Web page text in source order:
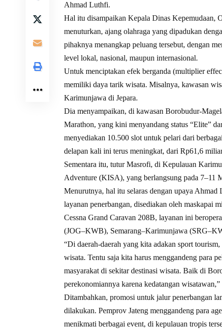
Ahmad Luthfi.
Hal itu disampaikan Kepala Dinas Kepemudaan,
menuturkan, ajang olahraga yang dipadukan
pihaknya menangkap peluang tersebut, dengan
level lokal, nasional, maupun internasional.
Untuk menciptakan efek berganda (multiplier
memiliki daya tarik wisata. Misalnya, kawasan
Karimunjawa di Jepara.
Dia menyampaikan, di kawasan Borobudur-
Marathon, yang kini menyandang status “Elite”
menyediakan 10.500 slot untuk pelari dari
delapan kali ini terus meningkat, dari Rp61,6
Sementara itu, tutur Masrofi, di Kepulauan
Adventure (KISA), yang berlangsung pada 7–11
Menurutnya, hal itu selaras dengan upaya
layanan penerbangan, disediakan oleh maskapai
Cessna Grand Caravan 208B, layanan ini
(JOG–KWB), Semarang–Karimunjawa
“Di daerah-daerah yang kita adakan sport
wisata. Tentu saja kita harus menggandeng para
masyarakat di sekitar destinasi wisata. Baik di
perekonomiannya karena kedatangan
Ditambahkan, promosi untuk jalur penerbangan
dilakukan. Pemprov Jateng menggandeng para
menikmati berbagai event, di kepulauan tropis